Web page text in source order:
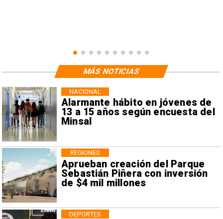
Alarmante hábito en jóvenes de
13 a 15 años según encuesta del
Minsal
NACIONAL
Aprueban creación del Parque
Sebastián Piñera con inversión
de $4 mil millones
REGIONES
DEPORTES
MÁS NOTICIAS